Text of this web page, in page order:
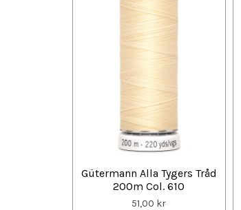
Gütermann Alla Tygers Tråd
200m Col. 610
51,00 kr